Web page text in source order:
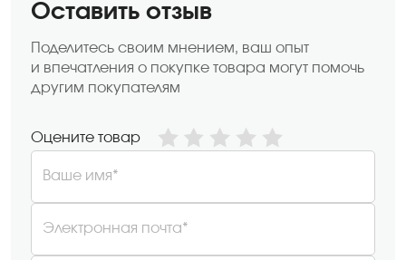
Оставить отзыв
Поделитесь своим мнением, ваш опыт
и впечатления о покупке товара могут помочь
другим покупателям
Оцените товар
Ваше имя*
Электронная почта*